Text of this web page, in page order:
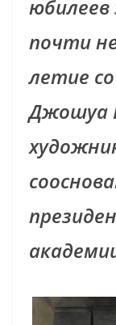
юбилеев
почти
летие
Джошуа